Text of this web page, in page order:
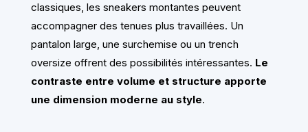
classiques, les sneakers montantes peuvent
accompagner des tenues plus travaillées. Un
pantalon large, une surchemise ou un trench
oversize offrent des possibilités intéressantes. Le
contraste entre volume et structure apporte
une dimension moderne au style.